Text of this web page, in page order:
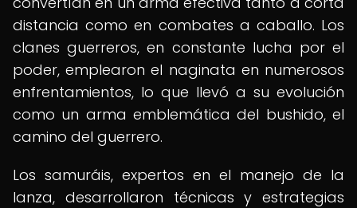
distancia como en combates a caballo. Los
clanes guerreros, en constante lucha por el
poder, emplearon el naginata en numerosos
enfrentamientos, lo que llevó a su evolución
como un arma emblemática del bushido, el
camino del guerrero.
Los samuráis, expertos en el manejo de la
lanza, desarrollaron técnicas y estrategias